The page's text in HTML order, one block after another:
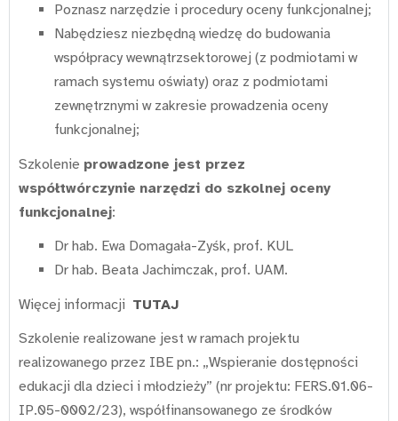
Poznasz narzędzie i procedury oceny funkcjonalnej;
Nabędziesz niezbędną wiedzę do budowania
współpracy wewnątrzsektorowej (z podmiotami w
ramach systemu oświaty) oraz z podmiotami
zewnętrznymi w zakresie prowadzenia oceny
funkcjonalnej;
Szkolenie prowadzone jest przez
współtwórczynie narzędzi do szkolnej oceny
funkcjonalnej:
Dr hab. Ewa Domagała-Zyśk, prof. KUL
Dr hab. Beata Jachimczak, prof. UAM.
Więcej informacji TUTAJ
Szkolenie realizowane jest w ramach projektu
realizowanego przez IBE pn.: „Wspieranie dostępności
edukacji dla dzieci i młodzieży” (nr projektu: FERS.01.06-
IP.05-0002/23), współfinansowanego ze środków